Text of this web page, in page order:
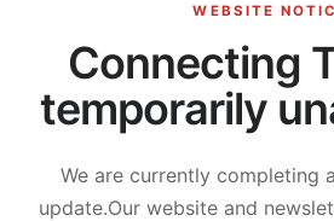
WEBSITE
Connecting
temporarily
We are currently completing
update.Our website and